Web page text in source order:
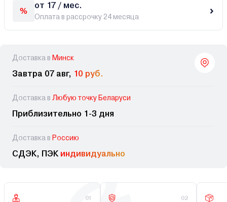
от 17 / мес.
Оплата в рассрочку 24 месяца
Доставка в Минск
Завтра 07 авг, 10 руб.
Доставка в Любую точку Беларуси
Приблизительно 1-3 дня
Доставка в Россию
СДЭК, ПЭК индивидуально
01 02